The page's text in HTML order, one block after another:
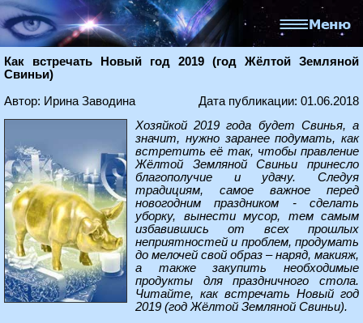
Как встречать Новый год 2019 (год Жёлтой Земляной
Свиньи)
Автор: Ирина Заводина
Дата публикации: 01.06.2018
Хозяйкой 2019 года будет Свинья, а
значит, нужно заранее подумать, как
встретить её так, чтобы правление
Жёлтой Земляной Свиньи принесло
благополучие и удачу. Следуя
традициям, самое важное перед
новогодним праздником - сделать
уборку, вынести мусор, тем самым
избавившись от всех прошлых
неприятностей и проблем, продумать
до мелочей свой образ – наряд, макияж,
а также закупить необходимые
продукты для праздничного стола.
Читайте, как встречать Новый год
2019 (год Жёлтой Земляной Свиньи).